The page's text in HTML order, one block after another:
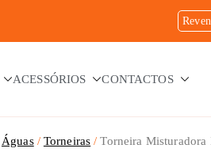
ACESSÓRIOS CONTACTOS
Águas Torneiras Torneira